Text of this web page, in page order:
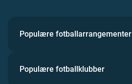
Populære fotballarrangementer
Populære fotballklubber